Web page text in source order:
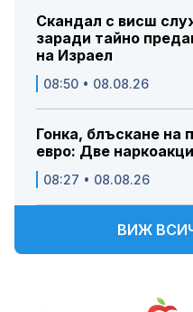
Скандал с висш
заради тайно
на Израел
08:50 • 08.08.26
Гонка, блъскане на
евро: Две
08:27 • 08.08.26
ВИЖ